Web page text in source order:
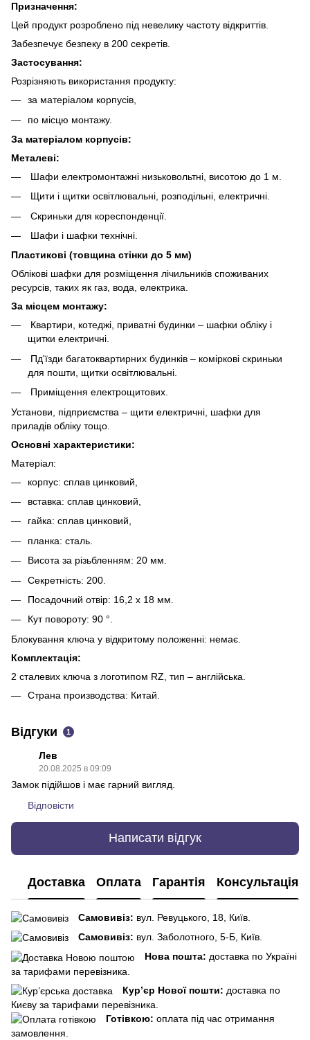
Призначення:
Цей продукт розроблено під невелику частоту відкриттів.
Забезпечує безпеку в 200 секретів.
Застосування:
Розрізняють використання продукту:
за матеріалом корпусів,
по місцю монтажу.
За матеріалом корпусів:
Металеві:
Шафи електромонтажні низьковольтні, висотою до 1 м.
Щити і щитки освітлювальні, розподільні, електричні.
Скриньки для кореспонденції.
Шафи і шафки технічні.
Пластикові (товщина стінки до 5 мм)
Облікові шафки для розміщення лічильників споживаних
ресурсів, таких як газ, вода, електрика.
За місцем монтажу:
Квартири, котеджі, приватні будинки – шафки обліку і
щитки електричні.
Пд'їзди багатоквартирних будинків – коміркові скриньки
для пошти, щитки освітлювальні.
Приміщення електрощитових.
Установи, підприємства – щити електричні, шафки для
приладів обліку тощо.
Основні характеристики:
Матеріал:
корпус: сплав цинковий,
вставка: сплав цинковий,
гайка: сплав цинковий,
планка: сталь.
Висота за різьбленням: 20 мм.
Секретність: 200.
Посадочний отвір: 16,2 х 18 мм.
Кут повороту: 90 °.
Блокування ключа у відкритому положенні: немає.
Комплектація:
2 сталевих ключа з логотипом RZ, тип – англійська.
Страна производства: Китай.
Відгуки 1
Лев
20.08.2025 в 09:09
Замок підійшов і має гарний вигляд.
Відповісти
Написати відгук
Доставка Оплата Гарантія Консультація
Самовивіз: вул. Ревуцького, 18, Київ.
Самовивіз: вул. Заболотного, 5-Б, Київ.
Нова пошта: доставка по Україні
за тарифами перевізника.
Кур’єр Нової пошти: доставка по
Києву за тарифами перевізника.
Готівкою: оплата під час отримання
замовлення.